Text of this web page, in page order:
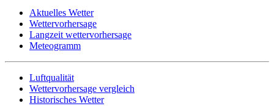
Aktuelles Wetter
Wettervorhersage
Langzeit wettervorhersage
Meteogramm
Luftqualität
Wettervorhersage vergleich
Historisches Wetter